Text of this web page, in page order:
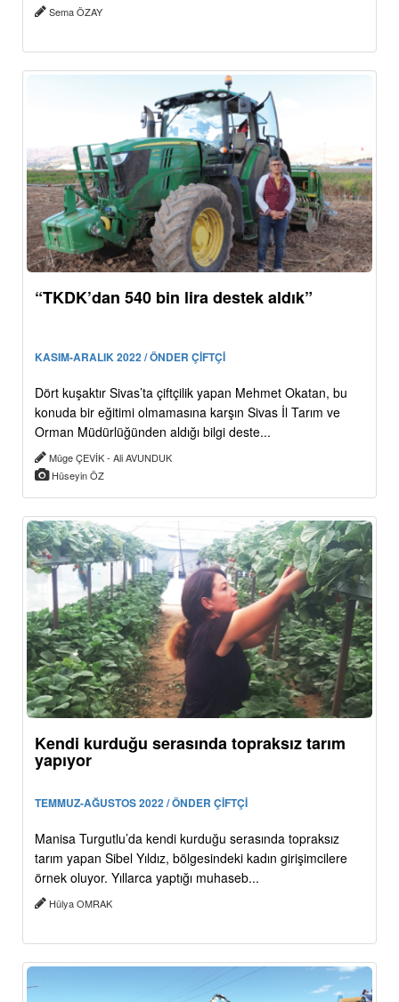
Sema ÖZAY
“TKDK’dan 540 bin lira destek aldık”
KASIM-ARALIK 2022 / ÖNDER ÇİFTÇİ
Dört kuşaktır Sivas’ta çiftçilik yapan Mehmet Okatan, bu
konuda bir eğitimi olmamasına karşın Sivas İl Tarım ve
Orman Müdürlüğünden aldığı bilgi deste...
Müge ÇEVİK - Ali AVUNDUK
Hüseyin ÖZ
Kendi kurduğu serasında topraksız tarım
yapıyor
TEMMUZ-AĞUSTOS 2022 / ÖNDER ÇİFTÇİ
Manisa Turgutlu’da kendi kurduğu serasında topraksız
tarım yapan Sibel Yıldız, bölgesindeki kadın girişimcilere
örnek oluyor. Yıllarca yaptığı muhaseb...
Hülya OMRAK